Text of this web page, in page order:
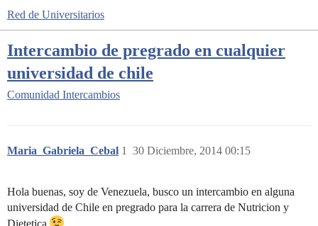
Red de Universitarios
Intercambio de pregrado en cualquier
universidad de chile
Comunidad Intercambios
Maria_Gabriela_Cebal 30 Diciembre, 2014 00:15
1
Hola buenas, soy de Venezuela, busco un intercambio en alguna
universidad de Chile en pregrado para la carrera de Nutricion y
Dietetica.